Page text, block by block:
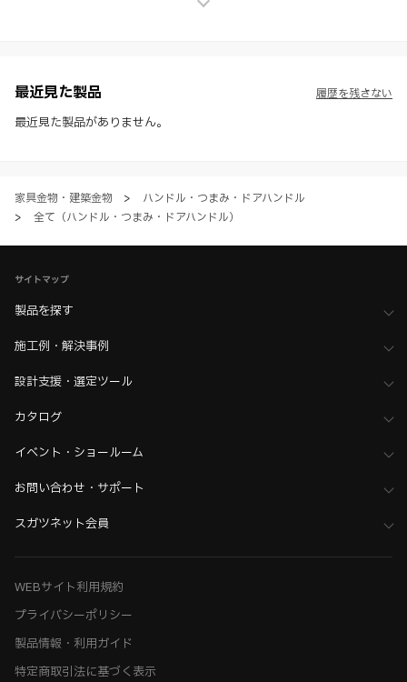
社製品の使用ご検討、又は販売促進目的の利用に限ります。
※ 本WEBサイト製品情報のご利用にあたっては、WEBサイト利用規
約、プライバシーポリシー、製品情報ガイドをご確認いただき、内容の
最近見た製品
最近見た製品がありません。
履歴を残さない
家具金物・建築金物 >
ハンドル・つまみ・ドアハンドル
>
全て（ハンドル・つまみ・ドアハンドル）
サイトマップ
製品を探す
施工例・解決事例
設計支援・選定ツール
カタログ
イベント・ショールーム
お問い合わせ・サポート
スガツネット会員
WEBサイト利用規約
プライバシーポリシー
製品情報・利用ガイド
特定商取引法に基づく表示